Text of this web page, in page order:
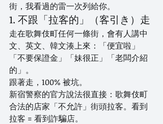
街，我看過的雷一次列給你。
1. 不跟「拉客的」（客引き）走
走在歌舞伎町任何一條街，會有人講中
文、英文、韓文湊上來：「便宜啦」
「不要保證金」「妹很正」「老闆介紹
的」。
跟著走，100% 被坑。
新宿警察的官方說法很直接：歌舞伎町
合法的店家「不允許」街頭拉客。看到
拉客 = 看到詐騙店。